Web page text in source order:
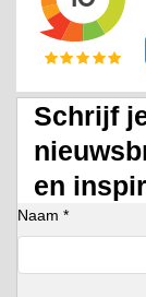
Schrijf
en
Naam *